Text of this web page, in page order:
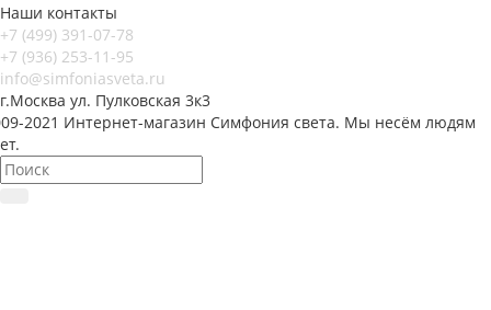
Наши контакты
+7 (499) 391-07-78
+7 (936) 253-11-95
info@simfoniasveta.ru
г.Москва ул. Пулковская 3к3
2021 Интернет-магазин Симфония света. Мы несём людям